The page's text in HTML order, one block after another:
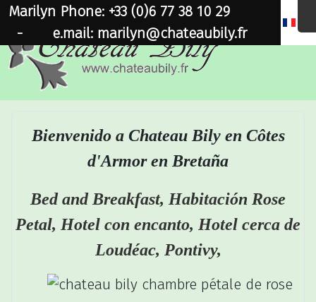
Marilyn Phone: +33 (0)6 77 38 10 29
- e.mail: marilyn@chateaubily.fr ×
Bienvenido a Chateau Bily en Côtes
d'Armor en Bretaña
Bed and Breakfast, Habitación Rose
Petal, Hotel con encanto, Hotel cerca de
Loudéac, Pontivy,